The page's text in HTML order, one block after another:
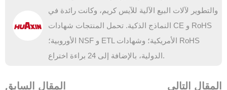
والتطوير لآلات البيع الآلية للآيس كريم، وكانت رائدة في
النماذج الذكية. تحمل المنتجات شهادات CE و RoHS
الأوروبية؛ NSF و ETL الأمريكية؛ وشهادات RoHS
الدولية، بالإضافة إلى 24 براءة اختراع.
المقال السابق المقال التالي